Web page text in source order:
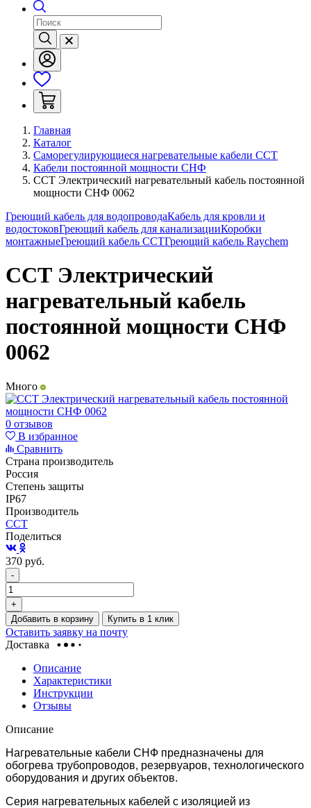
Главная
Каталог
Саморегулирующиеся нагревательные кабели ССТ
Кабели постоянной мощности СНФ
ССТ Электрический нагревательный кабель постоянной
мощности СНФ 0062
Греющий кабель для водопроводаКабель для кровли и
водостоковГреющий кабель для канализацииКоробки
монтажныеГреющий кабель ССТГреющий кабель Raychem
ССТ Электрический
нагревательный кабель
постоянной мощности СНФ
0062
Много
0 отзывов
В избранное
Сравнить
Страна производитель
Россия
Степень защиты
IP67
Производитель
ССТ
Поделиться
370 руб.
-
+
Добавить в корзину
Купить в 1 клик
Оставить заявку на почту
Доставка
Описание
Характеристики
Инструкции
Отзывы
Описание
Нагревательные кабели СНФ предназначены для
обогрева трубопроводов, резервуаров, технологического
оборудования и других объектов.
Серия нагревательных кабелей с изоляцией из